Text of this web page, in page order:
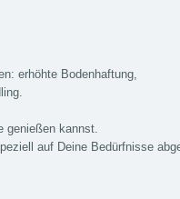
erhöhte Bodenhaftung,
genießen kannst.
auf Deine Bedürfnisse